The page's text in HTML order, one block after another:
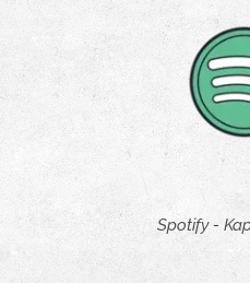
Spotify -